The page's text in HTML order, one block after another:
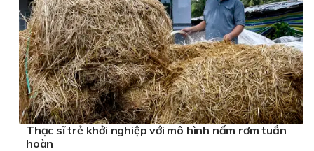
Thạc sĩ trẻ khởi nghiệp với mô hình nấm rơm tuần
hoàn